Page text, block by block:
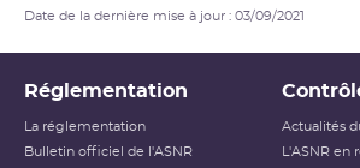
Date de la dernière mise à jour : 03/09/2021
Réglementation
La réglementation
Bulletin officiel de l'ASNR
Actualités
L'ASNR en